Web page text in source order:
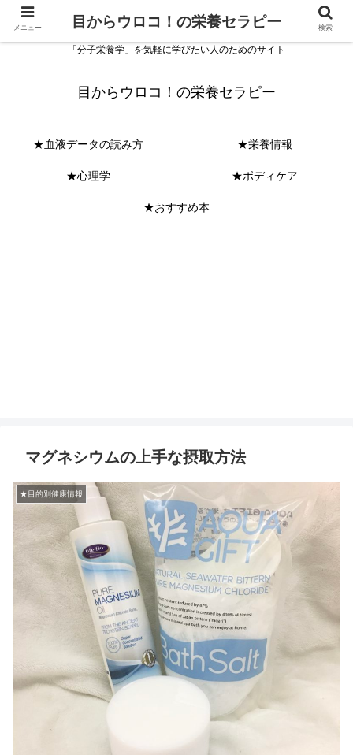
「分子栄養学」を気軽に学びたい人のためのサイト
目からウロコ！の栄養セラピー
★血液データの読み方 ★栄養情報
★心理学 ★ボディケア
★おすすめ本
マグネシウムの上手な摂取方法
★目的別健康情報
メニュー 目からウロコ！の栄養セラピー 検索